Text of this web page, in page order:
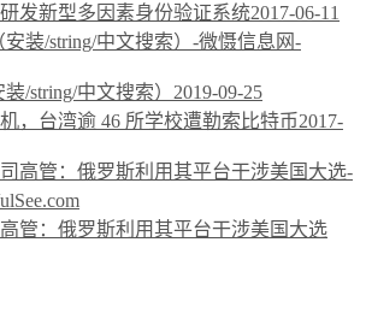
发新型多因素身份验证系统2017-06-11
/string/中文搜索） 2019-09-25
，台湾逾 46 所学校遭勒索比特币2017-
管：俄罗斯利用其平台干涉美国大选